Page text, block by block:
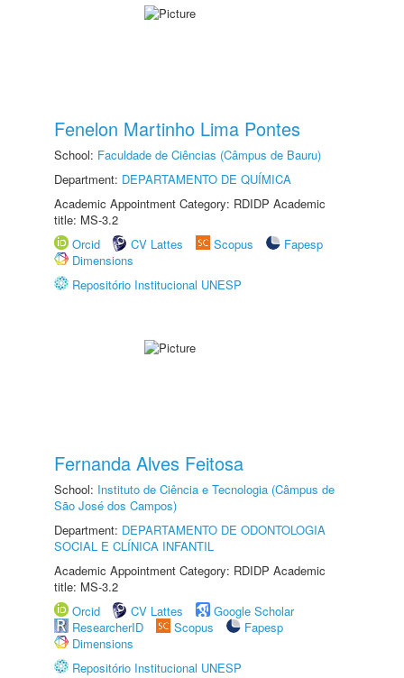
Fenelon Martinho Lima Pontes
School: Faculdade de Ciências (Câmpus de Bauru)
Department: DEPARTAMENTO DE QUÍMICA
Academic Appointment Category: RDIDP Academic
title: MS-3.2
Orcid
CV Lattes Scopus
Fapesp
Dimensions
Repositório Institucional UNESP
Fernanda Alves Feitosa
School: Instituto de Ciência e Tecnologia (Câmpus de
São José dos Campos)
Department: DEPARTAMENTO DE ODONTOLOGIA
SOCIAL E CLÍNICA INFANTIL
Academic Appointment Category: RDIDP Academic
title: MS-3.2
Orcid
CV Lattes
Google Scholar
ResearcherID
Scopus
Fapesp
Dimensions
Repositório Institucional UNESP